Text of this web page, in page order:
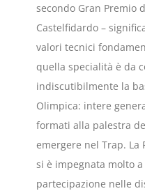
secondo Gran Premio
Castelfidardo –
valori tecnici
quella specialità è da
indiscutibilmente la
Olimpica: intere
formati alla palestra
emergere nel Trap. La
si è impegnata molto
partecipazione nelle